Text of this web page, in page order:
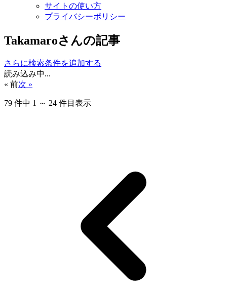
サイトの使い方
プライバシーポリシー
Takamaroさんの記事
さらに検索条件を追加する
読み込み中...
« 前次 »
79 件中 1 ～ 24 件目表示